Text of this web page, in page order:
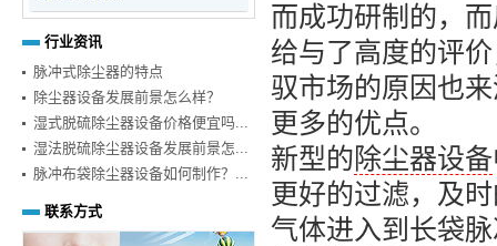
而成功研制的，
给与了高度的评
驭市场的原因也
更多的优点。
新型的除尘器设备
更好的过滤，及
气体进入到长袋
行业资讯
脉冲式除尘器的特点
除尘器设备发展前景怎么样？
湿式脱硫除尘器设备价格便宜吗...
湿法脱硫除尘器设备发展前景怎...
脉冲布袋除尘器设备如何制作？...
联系方式